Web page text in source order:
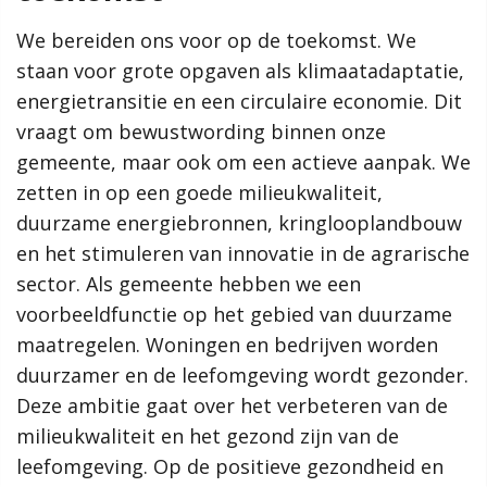
We houden daarbij rekening met verschillende opgaven zoals
de klimaatverandering, de energietransitie en de
woningbouw om het woningtekort op te lossen. Dit doen we
aan de hand van onze ambities. Hoe ziet onze gemeente er
over 10 jaar uit?
De ambities spelen een rol in ontwikkelingen binnen de
verschillende deelgebieden. Dit alles leest u terug in de
gemeentelijke omgevingsvisie!
Meer informatie
Wat is een omgevingsvisie?
Hoe werkt de website?
Omgevingseffectrapport
Rol van de gemeente
Uitvoering en monitoring
We bereiden ons voor op de toekomst. We
staan voor grote opgaven als klimaatadaptatie,
energietransitie en een circulaire economie. Dit
vraagt om bewustwording binnen onze
gemeente, maar ook om een actieve aanpak. We
zetten in op een goede milieukwaliteit,
duurzame energiebronnen, kringlooplandbouw
en het stimuleren van innovatie in de agrarische
sector. Als gemeente hebben we een
voorbeeldfunctie op het gebied van duurzame
maatregelen. Woningen en bedrijven worden
duurzamer en de leefomgeving wordt gezonder.
Deze ambitie gaat over het verbeteren van de
milieukwaliteit en het gezond zijn van de
leefomgeving. Op de positieve gezondheid en
We bereiden ons voor op de toekomst. We
staan voor grote opgaven als klimaatadaptatie,
energietransitie en een circulaire economie. Dit
vraagt om bewustwording binnen onze
gemeente, maar ook om een actieve aanpak. We
zetten in op een goede milieukwaliteit,
duurzame energiebronnen, kringlooplandbouw
en het stimuleren van innovatie in de agrarische
sector. Als gemeente hebben we een
voorbeeldfunctie op het gebied van duurzame
maatregelen. Woningen en bedrijven worden
duurzamer en de leefomgeving wordt gezonder.
Deze ambitie gaat over het verbeteren van de
milieukwaliteit en het gezond zijn van de
leefomgeving. Op de positieve gezondheid en